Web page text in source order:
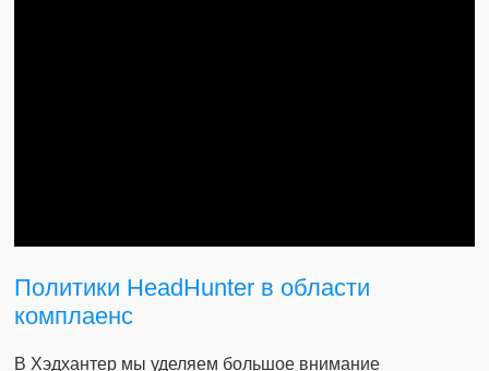
Политики HeadHunter в области
комплаенс
В Хэдхантер мы уделяем большое внимание